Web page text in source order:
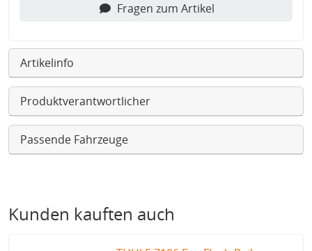
Fragen zum Artikel
Artikelinfo
Produktverantwortlicher
Passende Fahrzeuge
Kunden kauften auch